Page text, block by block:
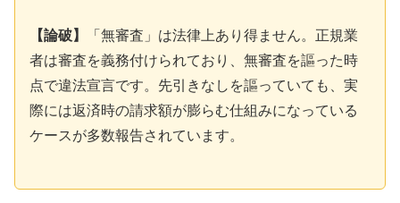
【論破】
「無審査」は法律上あり得ません。正規業
者は審査を義務付けられており、無審査を謳った時
点で違法宣言です。先引きなしを謳っていても、実
際には返済時の請求額が膨らむ仕組みになっている
ケースが多数報告されています。